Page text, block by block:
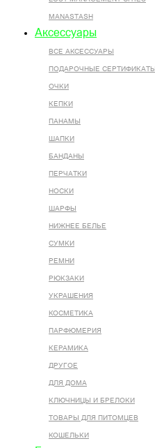
MANASTASH
Аксессуары
ВСЕ AКСЕССУАРЫ
ПОДАРОЧНЫЕ СЕРТИФИКАТЫ
ОЧКИ
КЕПКИ
ПАНАМЫ
ШАПКИ
БАНДАНЫ
ПЕРЧАТКИ
НОСКИ
ШАРФЫ
НИЖНЕЕ БЕЛЬЕ
СУМКИ
РЕМНИ
РЮКЗАКИ
УКРАШЕНИЯ
КОСМЕТИКА
ПАРФЮМЕРИЯ
КЕРАМИКА
ДРУГОЕ
ДЛЯ ДОМА
КЛЮЧНИЦЫ И БРЕЛОКИ
ТОВАРЫ ДЛЯ ПИТОМЦЕВ
КОШЕЛЬКИ